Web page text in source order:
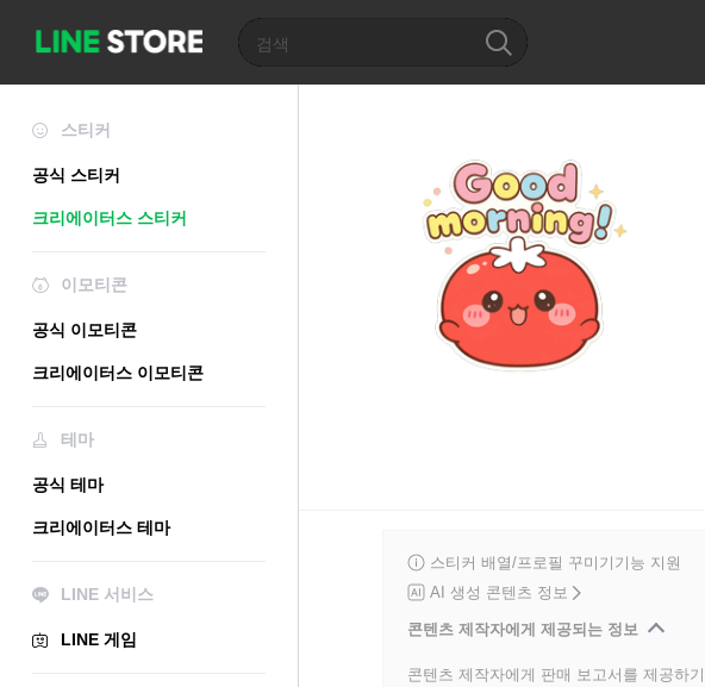
스티커
공식 스티커
크리에이터스 스티커
이모티콘
공식 이모티콘
크리에이터스 이모티콘
테마
공식 테마
크리에이터스 테마
LINE 서비스
LINE 게임
스티커 배열/프로필 꾸미기기능 지원
AI 생성 콘텐츠 정보
콘텐츠 제작자에게 제공되는 정보
콘텐츠 제작자에게 판매 보고서를 제공하